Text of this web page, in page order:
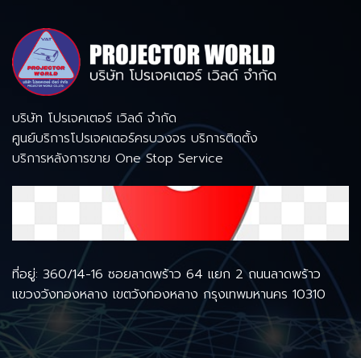
บริษัท โปรเจคเตอร์ เวิลด์ จำกัด
ศูนย์บริการโปรเจคเตอร์ครบวงจร บริการติดตั้ง
บริการหลังการขาย One Stop Service
ที่อยู่: 360/14-16 ซอยลาดพร้าว 64 แยก 2 ถนนลาดพร้าว
แขวงวังทองหลาง เขตวังทองหลาง กรุงเทพมหานคร 10310